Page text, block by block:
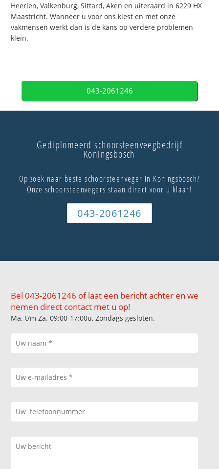
Heerlen, Valkenburg, Sittard, Aken en uiteraard in 6229 HX
Maastricht. Wanneer u voor ons kiest en met onze
vakmensen werkt dan is de kans op verdere problemen
klein.
043-2061246
Gediplomeerd schoorsteenveegbedrijf
Koningsbosch
Op zoek naar beste schoorsteenveger in Koningsbosch?
Onze schoorsteenvegers staan direct voor u klaar!
043-2061246
Bel 043-2061246 of laat een bericht achter en we
nemen direct contact met u op!
Ma. t/m Za. 09:00-17:00u, Zondags gesloten.